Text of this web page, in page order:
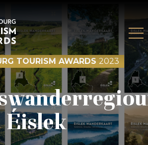
TOURISM AWARDS 2023
Éislek